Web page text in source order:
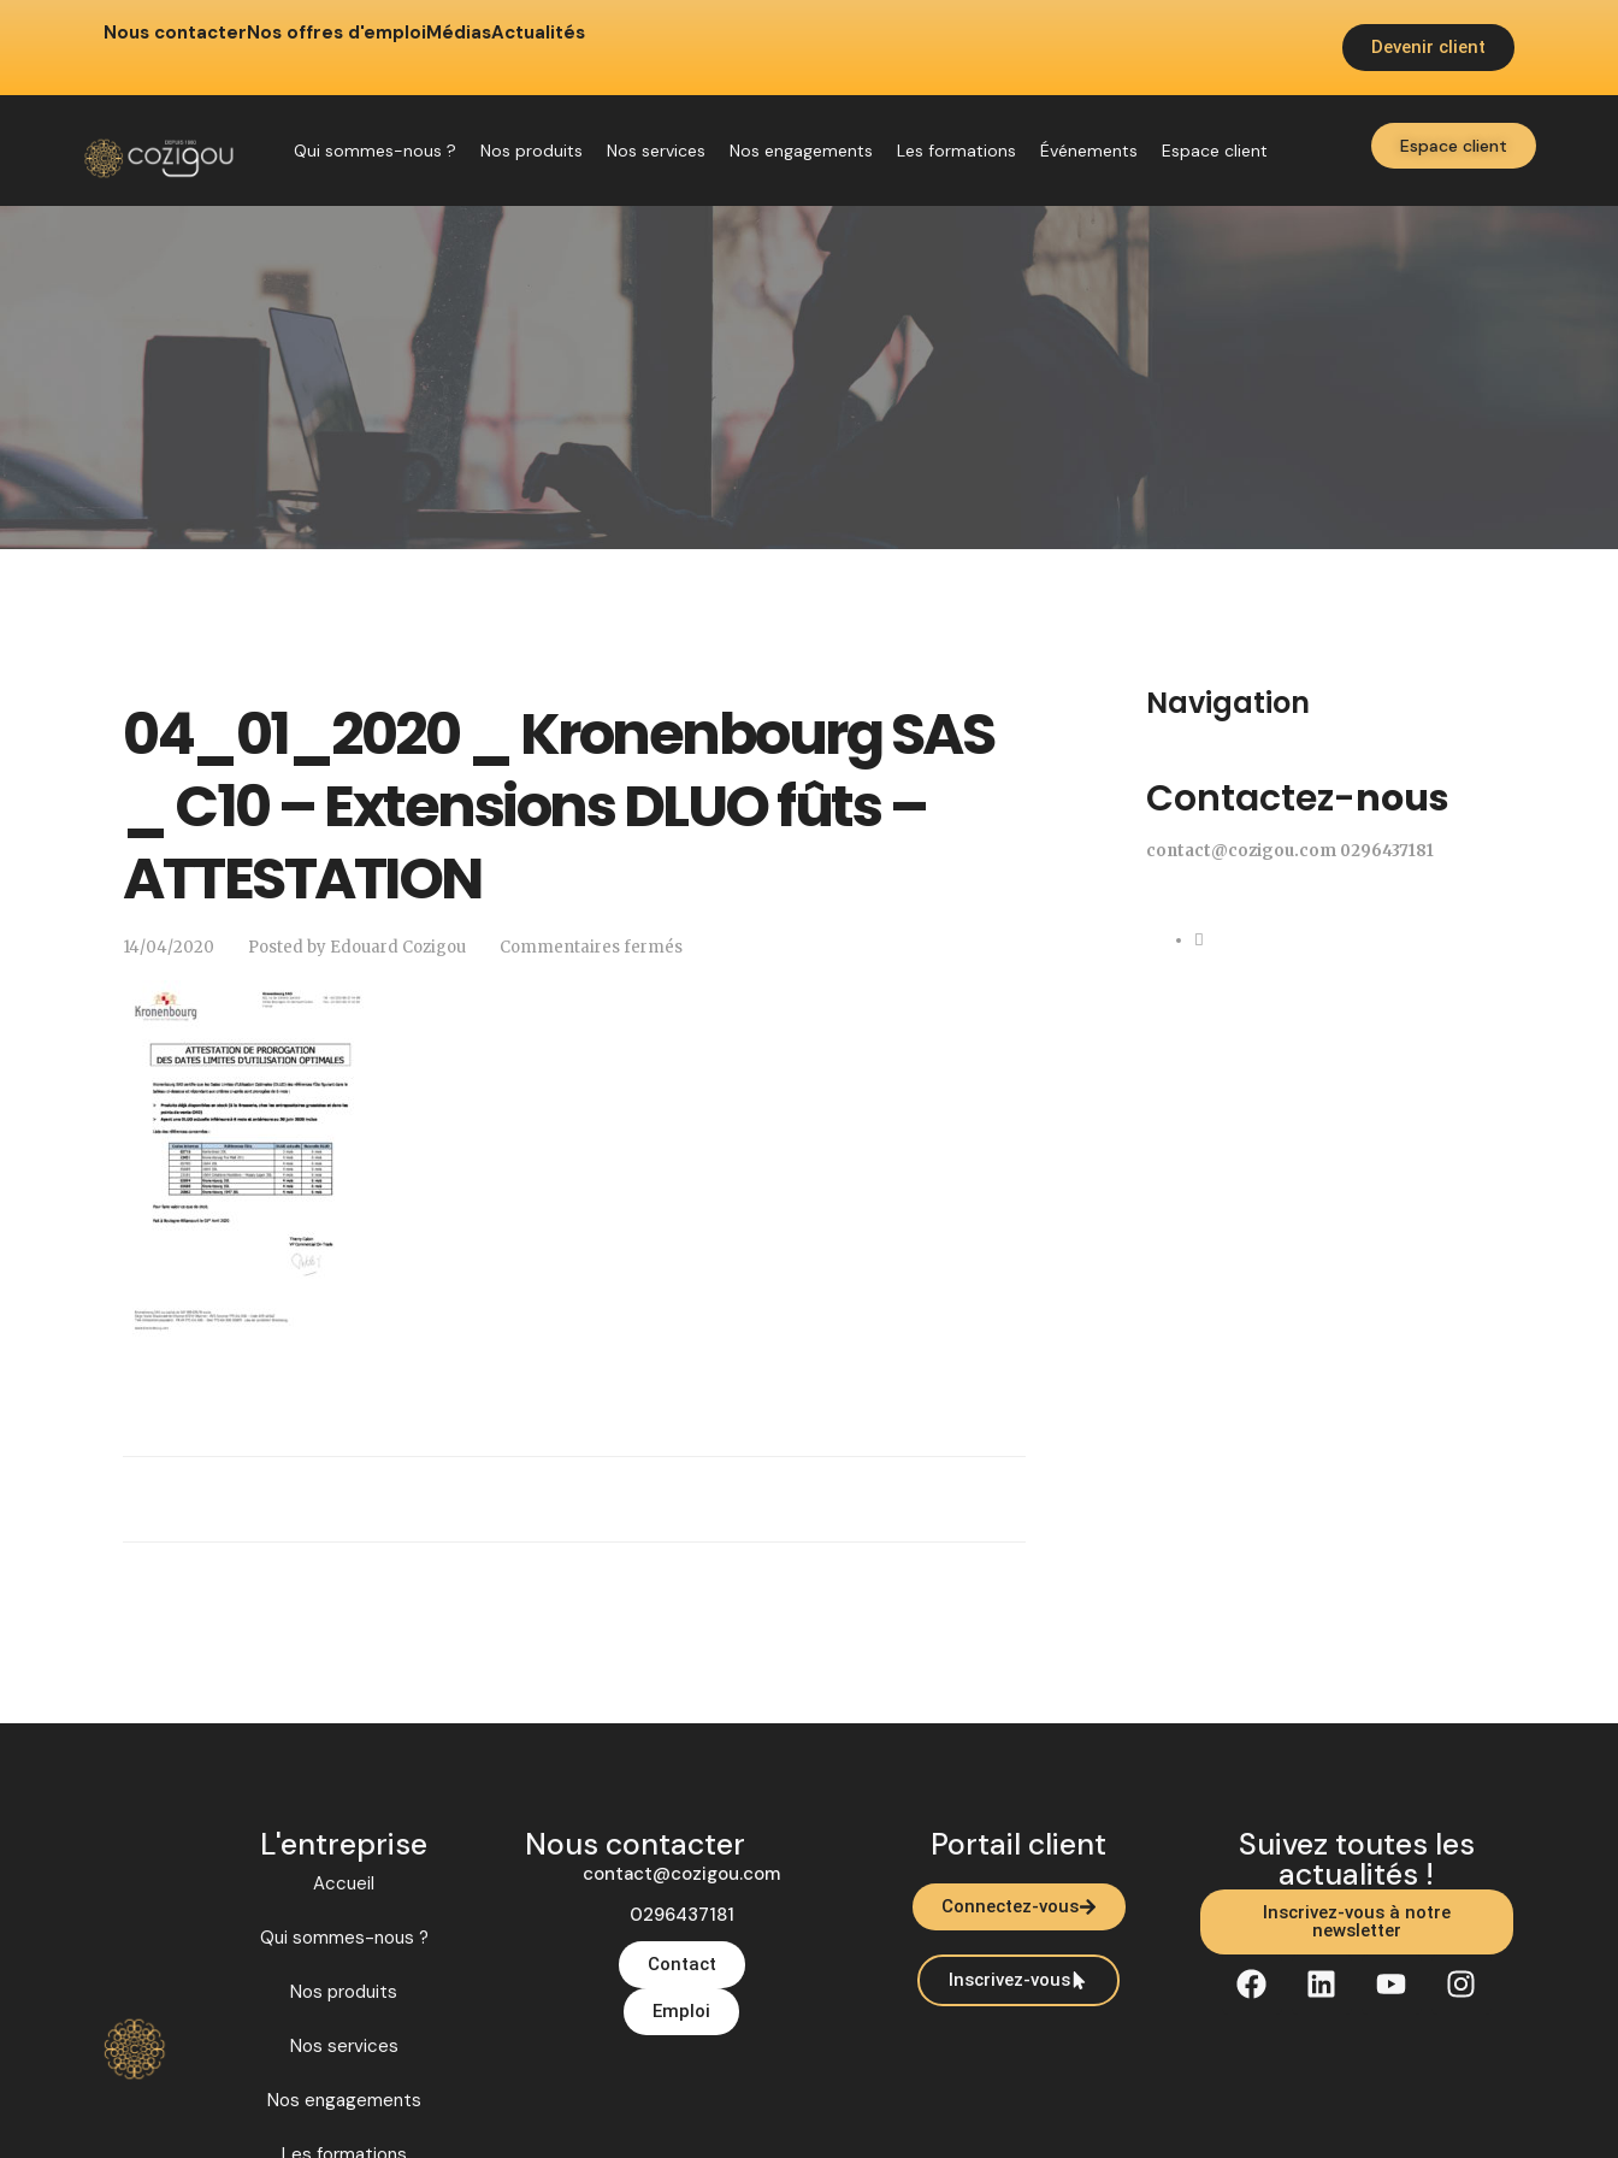
Nous contacterNos offres d'emploiMédiasActualités
Devenir client
Qui sommes-nous ? Nos produits Nos services Nos engagements Les formations Événements Espace client Espace client
04_01_2020 _ Kronenbourg SAS
_ C10 – Extensions DLUO fûts –
ATTESTATION
14/04/2020 Posted by Edouard Cozigou Commentaires fermés
Navigation
Contactez-nous
contact@cozigou.com 0296437181
L'entreprise
Accueil
Qui sommes-nous ?
Nos produits
Nos services
Nos engagements
Nous contacter
contact@cozigou.com
0296437181
Contact
Emploi
Portail client
Connectez-vous
Inscrivez-vous
Suivez toutes les
actualités !
Inscrivez-vous à notre
newsletter